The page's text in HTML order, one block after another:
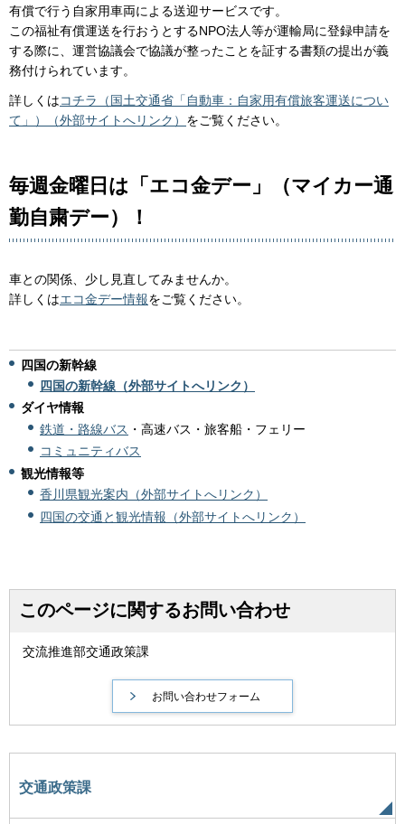
有償で行う自家用車両による送迎サービスです。
この福祉有償運送を行おうとするNPO法人等が運輸局に登録申請を
する際に、運営協議会で協議が整ったことを証する書類の提出が義
務付けられています。
詳しくはコチラ（国土交通省「自動車：自家用有償旅客運送につい
て」）（外部サイトへリンク） をご覧ください。
毎週金曜日は「エコ金デー」（マイカー通
勤自粛デー）！
車との関係、少し見直してみませんか。
詳しくはエコ金デー情報をご覧ください。
四国の新幹線
四国の新幹線（外部サイトへリンク）
ダイヤ情報
鉄道・ 路線バス ・高速バス・旅客船・フェリー
コミュニティバス
観光情報等
香川県観光案内（外部サイトへリンク）
四国の交通と観光情報（外部サイトへリンク）
このページに関するお問い合わせ
交流推進部交通政策課
交通政策課